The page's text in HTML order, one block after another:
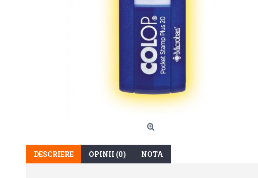
DESCRIERE OPINII (0) NOTA